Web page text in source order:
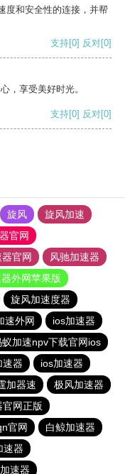
度和安全性的连接，并帮
支持[0] 反对[0]
，享受美好时光。
支持[0] 反对[0]
旋风
旋风加速
官网
官网
风驰加速器
外网苹果版
旋风加速度器
速外网
ios加速器
蚁加速npv下载官网ios
速器
ios加速器
加器速
极风加速器
网正版
官网
白鲸加速器
速器
速器